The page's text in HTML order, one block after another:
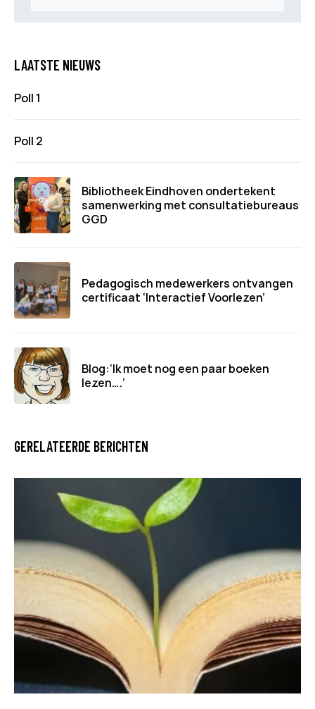
LAATSTE NIEUWS
Poll 1
Poll 2
Bibliotheek Eindhoven ondertekent
samenwerking met consultatiebureaus
GGD
Pedagogisch medewerkers ontvangen
certificaat ‘Interactief Voorlezen’
Blog:‘Ik moet nog een paar boeken
lezen….’
GERELATEERDE BERICHTEN